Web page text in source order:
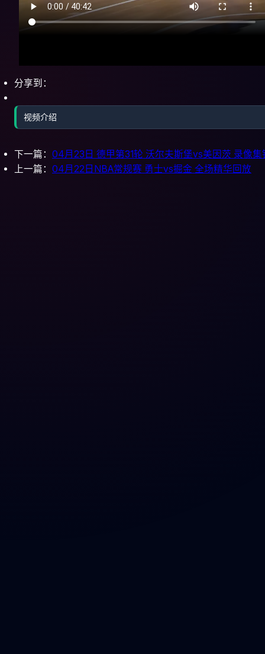
分享到：
视频介绍
下一篇： 04月23日 德甲第31轮 沃尔夫斯堡vs美因茨 录像集
上一篇： 04月22日NBA常规赛 勇士vs掘金 全场精华回放